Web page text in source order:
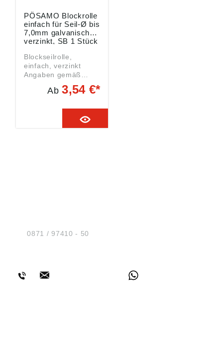
PÖSAMO Blockrolle
einfach für Seil-Ø bis
7,0mm galvanisch
verzinkt, SB 1 Stück
Blockseilrolle,
einfach, verzinkt
Angaben gemäß
Produktsicherheitsver
ordnung ((EU)
Monheimer Ketten- u.
Metallwarenindustrie,
Frohnstraße 44,
Ab3,54 €*
Tel.:0871 / 97410 - 50